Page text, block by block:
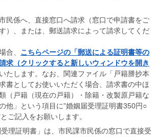
民係へ、直接窓口へ請求（窓口で申請書をご
）、または、郵送請求によって請求してくだ
合、 こちらページの「郵送による証明書等の
求（クリックすると新しいウィンドウを開き
たします。なお、関連ファイル「戸籍謄抄本
書としてお使いいただく場合、請求書の中ほ
（戸籍（現在の戸籍）・除籍・改製原戸籍な
他」という項目に”婚姻届受理証明書350円○
ご記入をお願いします。
理証明書」は、市民課市民係の窓口で直接受